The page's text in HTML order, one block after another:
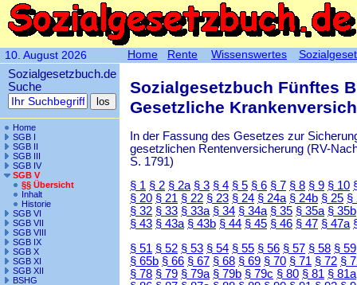
10. August 2026
Sozialgesetzbuch.de
Suche
Home
SGB I
SGB II
SGB III
SGB IV
SGB V
§§ Übersicht
Inhalt
Historie
SGB VI
SGB VII
SGB VIII
SGB IX
SGB X
SGB XI
SGB XII
BSHG
Sozialgesetzbuch Fünftes
Gesetzliche
In der Fassung des Gesetzes zur
gesetzlichen Rentenversicherung (RV-
S. 1791)
§ 1 § 2 § 2a § 3 § 4 § 5 § 6 § 7 § 8 § 9 § 10
§ 20 § 21 § 22 § 23 § 24 § 24a § 24b § 25 §
§ 32 § 33 § 33a § 34 § 34a § 35 § 35a § 35b
§ 43 § 43a § 43b § 44 § 45 § 46 § 47 § 47a
§ 51 § 52 § 53 § 54 § 55 § 56 § 57 § 58 § 59
§ 65b § 66 § 67 § 68 § 69 § 70 § 71 § 72 §
§ 78 § 79 § 79a § 79b § 79c § 80 § 81 § 81a
Home Rente Wissenswertes